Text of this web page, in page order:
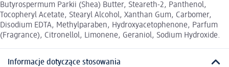
Butyrospermum Parkii (Shea) Butter, Steareth-2, Panthenol,
Tocopheryl Acetate, Stearyl Alcohol, Xanthan Gum, Carbomer,
Disodium EDTA, Methylparaben, Hydroxyacetophenone, Parfum
(Fragrance), Citronellol, Limonene, Geraniol, Sodium Hydroxide.
Informacje dotyczące stosowania